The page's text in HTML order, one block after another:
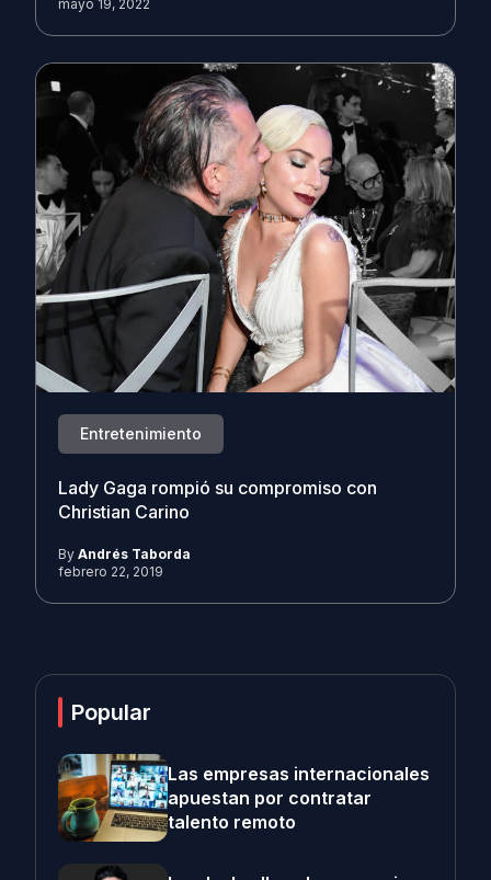
mayo 19, 2022
Entretenimiento
Lady Gaga rompió su compromiso con
Christian Carino
By Andrés Taborda
febrero 22, 2019
Popular
Las empresas internacionales
apuestan por contratar
talento remoto